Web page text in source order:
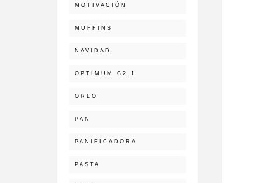
MOTIVACIÓN
MUFFINS
NAVIDAD
OPTIMUM G2.1
OREO
PAN
PANIFICADORA
PASTA